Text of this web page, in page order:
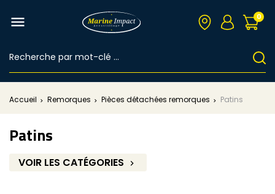
 0
Accueil Remorques Pièces détachées remorques Patins
Patins
VOIR LES CATÉGORIES 